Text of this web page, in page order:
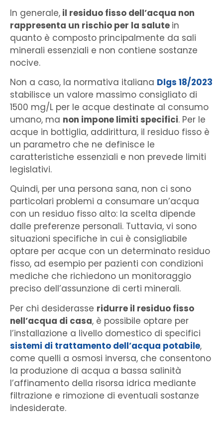
In generale, il residuo fisso dell’acqua non
rappresenta un rischio per la salute in
quanto è composto principalmente da sali
minerali essenziali e non contiene sostanze
nocive.
Non a caso, la normativa italiana Dlgs 18/2023
stabilisce un valore massimo consigliato di
1500 mg/L per le acque destinate al consumo
umano, ma non impone limiti specifici. Per le
acque in bottiglia, addirittura, il residuo fisso è
un parametro che ne definisce le
caratteristiche essenziali e non prevede limiti
legislativi.
Quindi, per una persona sana, non ci sono
particolari problemi a consumare un’acqua
con un residuo fisso alto: la scelta dipende
dalle preferenze personali. Tuttavia, vi sono
situazioni specifiche in cui è consigliabile
optare per acque con un determinato residuo
fisso, ad esempio per pazienti con condizioni
mediche che richiedono un monitoraggio
preciso dell’assunzione di certi minerali.
Per chi desiderasse ridurre il residuo fisso
nell’acqua di casa, è possibile optare per
l’installazione a livello domestico di specifici
sistemi di trattamento dell’acqua potabile,
come quelli a osmosi inversa, che consentono
la produzione di acqua a bassa salinità
l’affinamento della risorsa idrica mediante
filtrazione e rimozione di eventuali sostanze
indesiderate.